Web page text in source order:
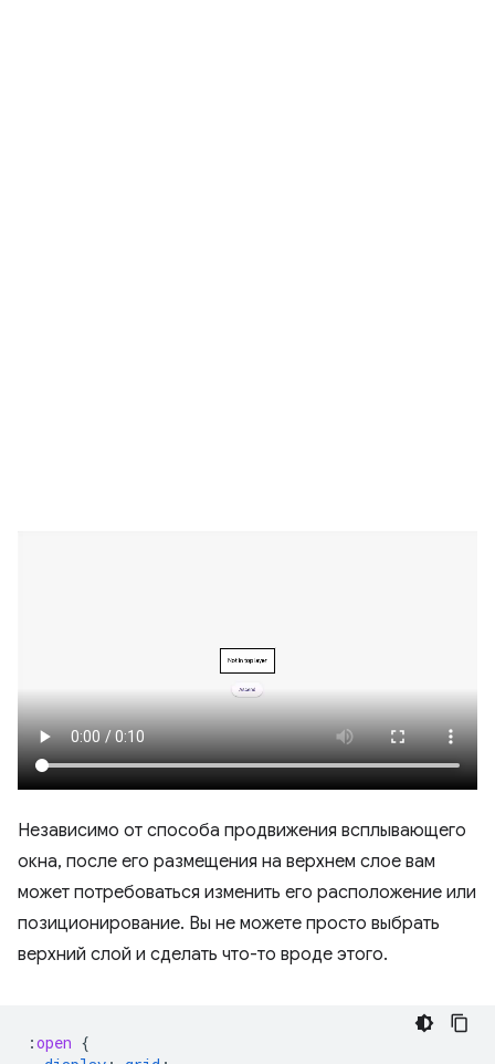
Независимо от способа продвижения всплывающего
окна, после его размещения на верхнем слое вам
может потребоваться изменить его расположение или
позиционирование. Вы не можете просто выбрать
верхний слой и сделать что-то вроде этого.
:open {